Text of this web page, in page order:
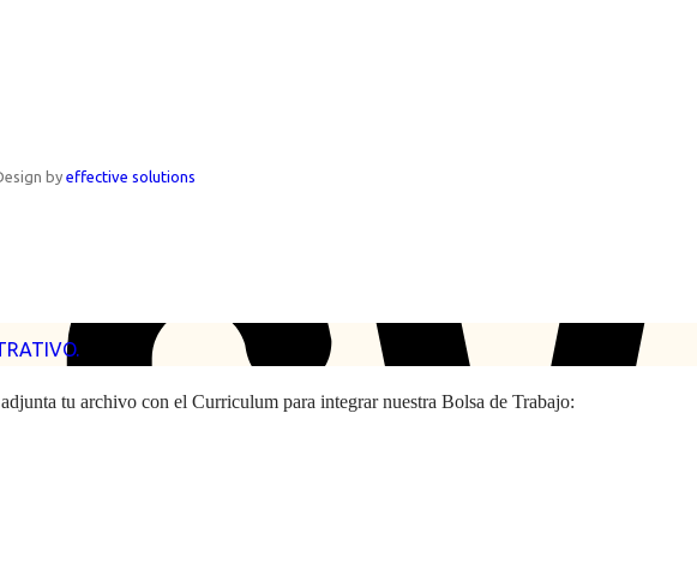
by effective solutions
tu archivo con el Curriculum para integrar nuestra Bolsa de Trabajo: